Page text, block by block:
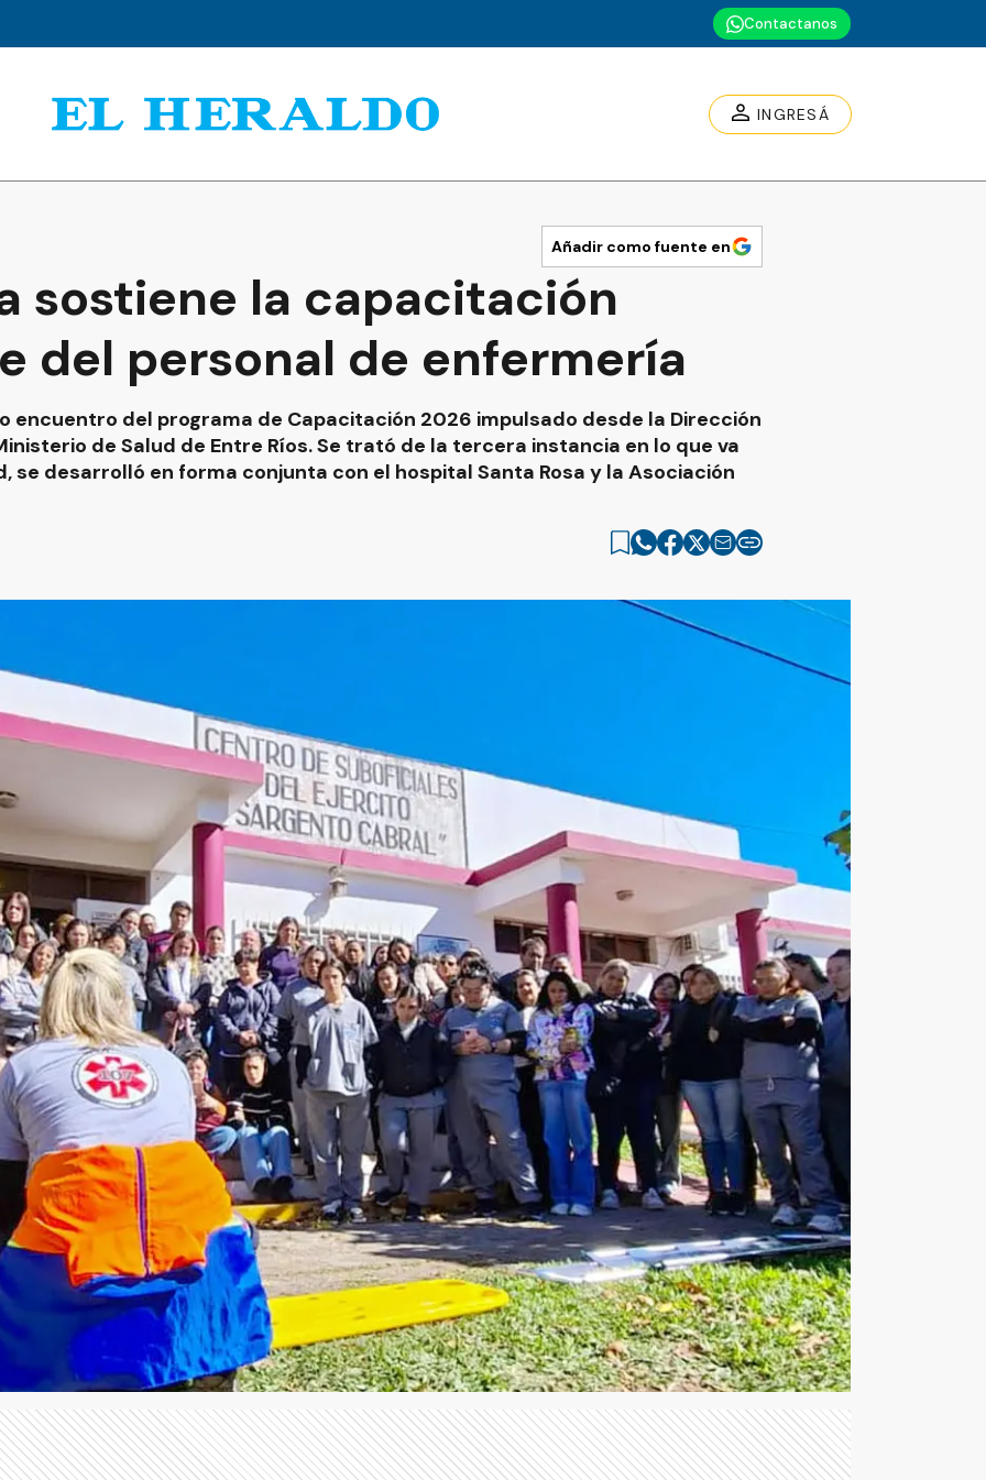
Contactanos
INGRESÁ
Añadir como fuente en
sostiene la capacitación
del personal de enfermería
encuentro del programa de Capacitación 2026 impulsado desde la Dirección
de Salud de Entre Ríos. Se trató de la tercera instancia en lo que va
se desarrolló en forma conjunta con el hospital Santa Rosa y la Asociación